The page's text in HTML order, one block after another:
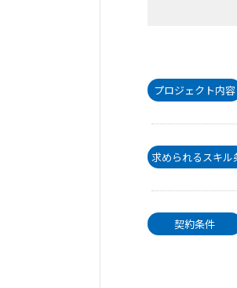
プロジェクト内容
求められるスキル
契約条件